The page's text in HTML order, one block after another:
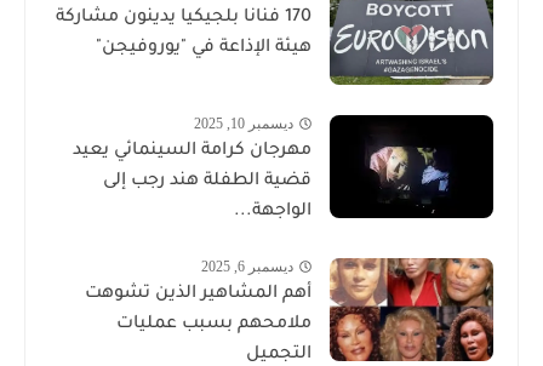
170 فنانا بلجيكيا يدينون مشاركة
هيئة الإذاعة في "يوروفيجن"
ديسمبر 10, 2025
مهرجان كرامة السينمائي يعيد
قضية الطفلة هند رجب إلى
الواجهة...
ديسمبر 6, 2025
أهم المشاهير الذين تشوهت
ملامحهم بسبب عمليات
التجميل